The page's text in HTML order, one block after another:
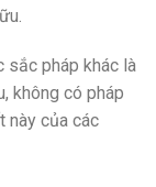
sắc pháp khác là
không có pháp
này của các